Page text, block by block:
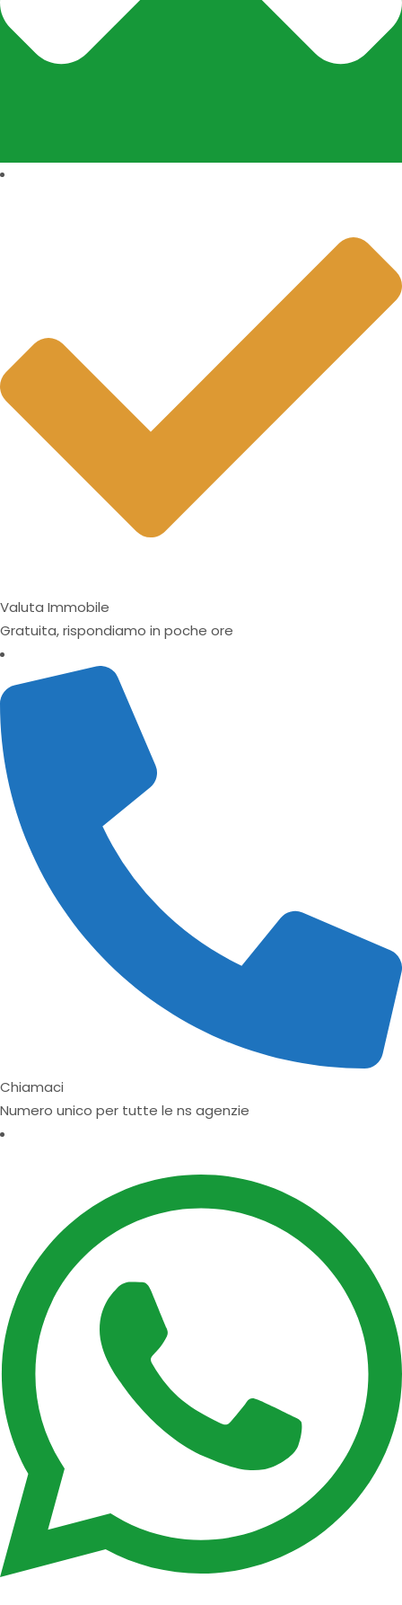
Valuta Immobile
Gratuita, rispondiamo in poche ore
Chiamaci
Numero unico per tutte le ns agenzie